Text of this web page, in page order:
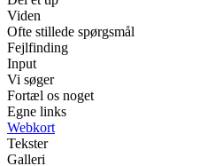
Viden
Ofte stillede spørgsmål
Fejlfinding
Input
Vi søger
Fortæl os noget
Egne links
Webkort
Tekster
Galleri